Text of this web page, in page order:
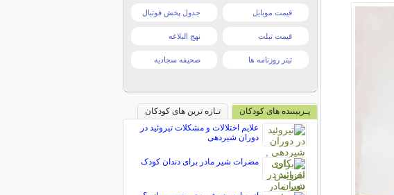
قیمت موبایل جدول پخش فوتبال
قیمت تبلت نهج البلاغه
تیتر روزنامه ها صحیفه سجادیه
پـربیننده های کودکان
تـازه ترین های کودکان
علایم اختلالات و مشکلات تیروئید در
دوران شیردهی
مضرات شیر مادر برای دندان کودک